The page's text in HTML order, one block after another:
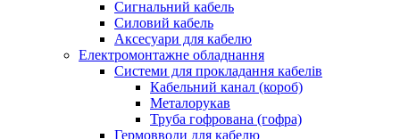
Сигнальний кабель
Силовий кабель
Аксесуари для кабелю
Електромонтажне обладнання
Системи для прокладання кабелів
Кабельний канал (короб)
Металорукав
Труба гофрована (гофра)
Гермовводи для кабелю